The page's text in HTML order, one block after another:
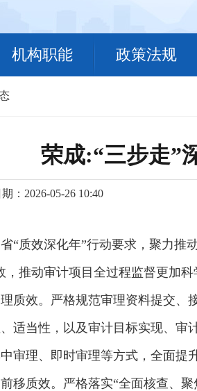
机构职能 政策法规
荣成:“三步走”
：2026-05-26 10:40
“质效深化年”行动要求，聚力
，推动审计项目全过程监督更加
质效。严格规范审理资料提交、
适当性，以及审计目标实现、
审理、即时审理等方式，全面提
移质效。严格落实“全面核查、